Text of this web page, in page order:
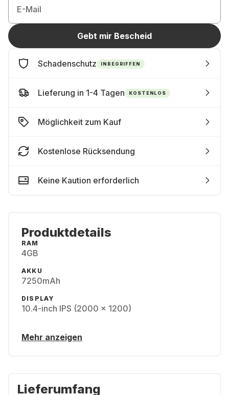
E-Mail
Gebt mir Bescheid
Schadenschutz INBEGRIFFEN
Lieferung in 1-4 Tagen KOSTENLOS
Möglichkeit zum Kauf
Kostenlose Rücksendung
Keine Kaution erforderlich
Produktdetails
RAM
4GB
AKKU
7250mAh
DISPLAY
10.4-inch IPS (2000 x 1200)
Mehr anzeigen
Lieferumfang